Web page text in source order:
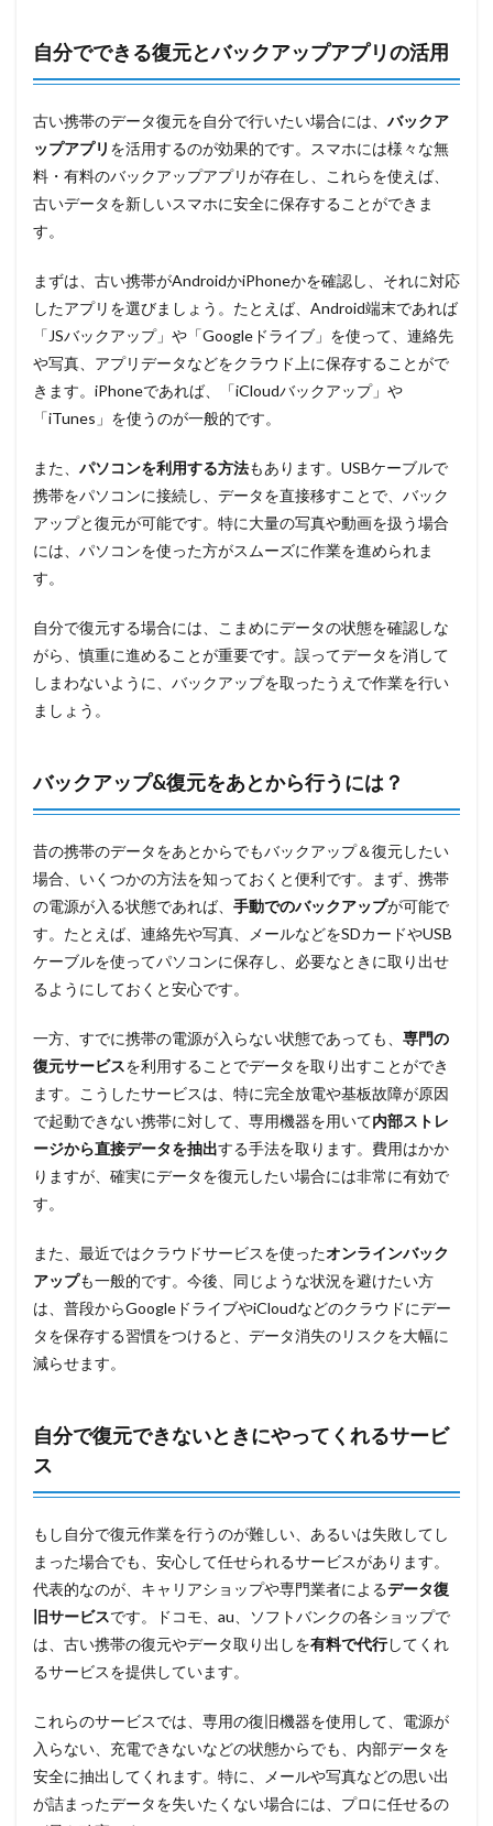
自分でできる復元とバックアップアプリの活用
古い携帯のデータ復元を自分で行いたい場合には、 バックア
ップアプリ を活用するのが効果的です。スマホには様々な無
料・有料のバックアップアプリが存在し、これらを使えば、
古いデータを新しいスマホに安全に保存することができま
す。
まずは、古い携帯がAndroidかiPhoneかを確認し、それに対応
したアプリを選びましょう。たとえば、Android端末であれば
「JSバックアップ」や「Googleドライブ」を使って、連絡先
や写真、アプリデータなどをクラウド上に保存することがで
きます。iPhoneであれば、「iCloudバックアップ」や
「iTunes」を使うのが一般的です。
また、 パソコンを利用する方法もあります。USBケーブルで
携帯をパソコンに接続し、データを直接移すことで、バック
アップと復元が可能です。特に大量の写真や動画を扱う場合
には、パソコンを使った方がスムーズに作業を進められま
す。
自分で復元する場合には、こまめにデータの状態を確認しな
がら、慎重に進めることが重要です。誤ってデータを消して
しまわないように、バックアップを取ったうえで作業を行い
ましょう。
バックアップ&復元をあとから行うには？
昔の携帯のデータをあとからでもバックアップ＆復元したい
場合、いくつかの方法を知っておくと便利です。まず、携帯
の電源が入る状態であれば、 手動でのバックアップが可能で
す。たとえば、連絡先や写真、メールなどをSDカードやUSB
ケーブルを使ってパソコンに保存し、必要なときに取り出せ
るようにしておくと安心です。
一方、すでに携帯の電源が入らない状態であっても、 専門の
復元サービスを利用することでデータを取り出すことができ
ます。こうしたサービスは、特に完全放電や基板故障が原因
で起動できない携帯に対して、専用機器を用いて内部ストレ
ージから直接データを抽出する手法を取ります。費用はかか
りますが、確実にデータを復元したい場合には非常に有効で
す。
また、最近ではクラウドサービスを使ったオンラインバック
アップも一般的です。今後、同じような状況を避けたい方
は、普段からGoogleドライブやiCloudなどのクラウドにデー
タを保存する習慣をつけると、データ消失のリスクを大幅に
減らせます。
自分で復元できないときにやってくれるサービ
ス
もし自分で復元作業を行うのが難しい、あるいは失敗してし
まった場合でも、安心して任せられるサービスがあります。
代表的なのが、キャリアショップや専門業者によるデータ復
旧サービスです。ドコモ、au、ソフトバンクの各ショップで
は、古い携帯の復元やデータ取り出しを有料で代行してくれ
るサービスを提供しています。
これらのサービスでは、専用の復旧機器を使用して、電源が
入らない、充電できないなどの状態からでも、内部データを
安全に抽出してくれます。特に、メールや写真などの思い出
が詰まったデータを失いたくない場合には、プロに任せるの